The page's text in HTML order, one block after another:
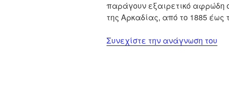
παράγουν εξαιρετικό αφρώδη
της Αρκαδίας, από το 1885 έως
Συνεχίστε την ανάγνωση του